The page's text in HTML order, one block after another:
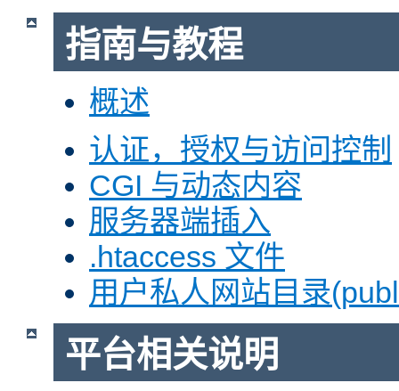
指南与教程
概述
认证，授权与访问控制
CGI 与动态内容
服务器端插入
.htaccess 文件
用户私人网站目录
平台相关说明